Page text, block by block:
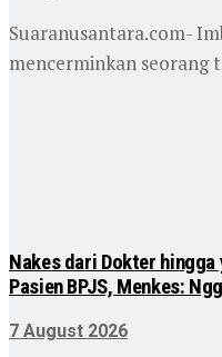
Suaranusantara.com-
mencerminkan seorang
Nakes dari Dokter
Pasien BPJS, Menkes:
7 August 2026